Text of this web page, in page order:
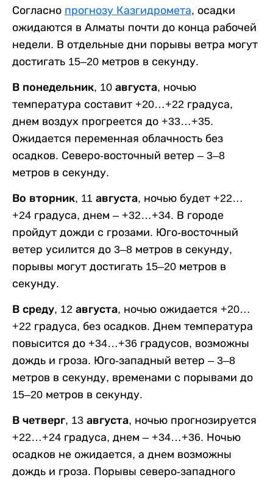
Согласно прогнозу Казгидромета, осадки
ожидаются в Алматы почти до конца рабочей
недели. В отдельные дни порывы ветра могут
достигать 15–20 метров в секунду.
В понедельник, 10 августа, ночью
температура составит +20…+22 градуса,
днем воздух прогреется до +33…+35.
Ожидается переменная облачность без
осадков. Северо-восточный ветер – 3–8
метров в секунду.
Во вторник, 11 августа, ночью будет +22…
+24 градуса, днем – +32…+34. В городе
пройдут дожди с грозами. Юго-восточный
ветер усилится до 3–8 метров в секунду,
порывы могут достигать 15–20 метров в
секунду.
В среду, 12 августа, ночью ожидается +20…
+22 градуса, без осадков. Днем температура
повысится до +34…+36 градусов, возможны
дождь и гроза. Юго-западный ветер – 3–8
метров в секунду, временами с порывами до
15–20 метров в секунду.
В четверг, 13 августа, ночью прогнозируется
+22…+24 градуса, днем – +34…+36. Ночью
осадков не ожидается, а днем возможны
дождь и гроза. Порывы северо-западного